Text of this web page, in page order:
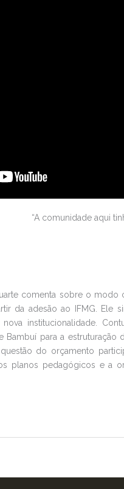
“A comunidade aqui
comenta sobre o
da adesão ao IFMG. Ele
institucionalidade.
Bambuí para a
do orçamento
os planos pedagógicos e a